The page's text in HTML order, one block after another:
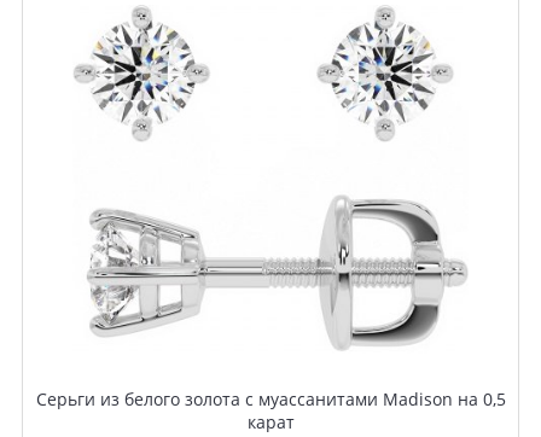
Серьги из белого золота с муассанитами Madison на 0,5
карат